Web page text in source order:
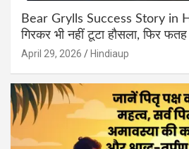
Bear Grylls Success Story in
गिरकर भी नहीं टूटा हौसला, फिर
April 29, 2026 Hindiaup